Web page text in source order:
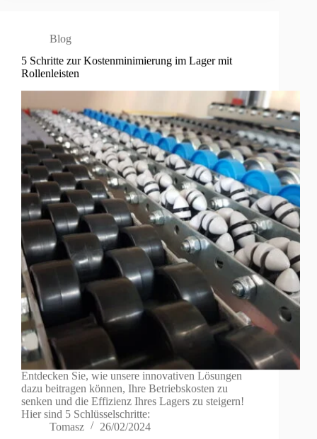
Blog
5 Schritte zur Kostenminimierung im Lager mit
Rollenleisten
Entdecken Sie, wie unsere innovativen Lösungen
dazu beitragen können, Ihre Betriebskosten zu
senken und die Effizienz Ihres Lagers zu steigern!
Hier sind 5 Schlüsselschritte:
Tomasz
26/02/2024